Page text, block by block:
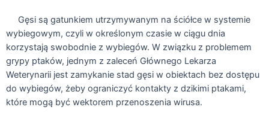
Gęsi są gatunkiem utrzymywanym na ściółce w systemie
wybiegowym, czyli w określonym czasie w ciągu dnia
korzystają swobodnie z wybiegów. W związku z problemem
grypy ptaków, jednym z zaleceń Głównego Lekarza
Weterynarii jest zamykanie stad gęsi w obiektach bez dostępu
do wybiegów, żeby ograniczyć kontakty z dzikimi ptakami,
które mogą być wektorem przenoszenia wirusa.